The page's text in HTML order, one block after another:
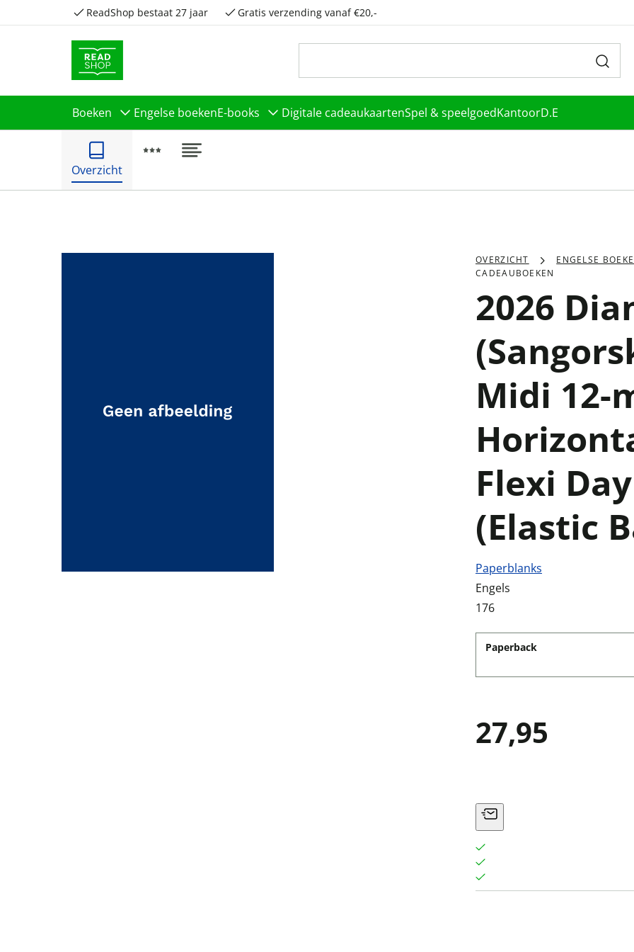
ReadShop bestaat 27 jaar Gratis verzending vanaf €20,-
Boeken Engelse boekenE-books Digitale cadeaukaartenSpel & speelgoedKantoorD.E
Overzicht
OVERZICHT
ENGELSE
CADEAUBOEKEN
2026
Midi 12-
Flexi
(Elastic
Paperblanks
Engels
176
Paperback
27,95